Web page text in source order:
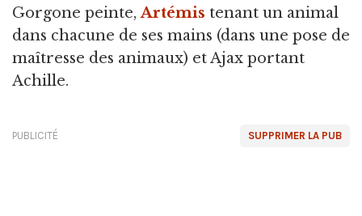
Gorgone peinte,Artémis tenant un animal
dans chacune de ses mains (dans une pose de
maîtresse des animaux) et Ajax portant
Achille.
SUPPRIMER LA PUB
PUBLICITÉ